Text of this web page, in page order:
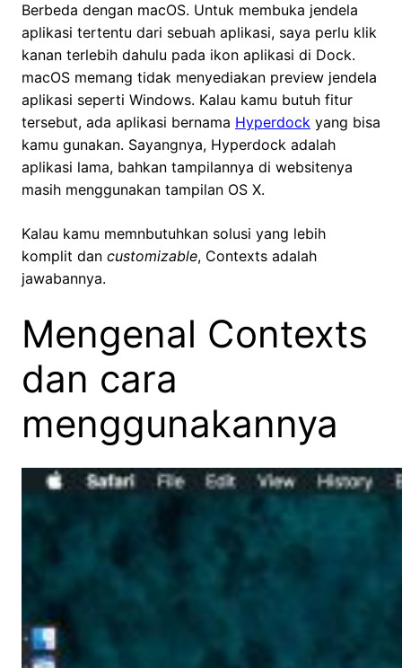
Berbeda dengan macOS. Untuk membuka jendela
aplikasi tertentu dari sebuah aplikasi, saya perlu klik
kanan terlebih dahulu pada ikon aplikasi di Dock.
macOS memang tidak menyediakan preview jendela
aplikasi seperti Windows. Kalau kamu butuh fitur
tersebut, ada aplikasi bernama Hyperdock yang bisa
kamu gunakan. Sayangnya, Hyperdock adalah
aplikasi lama, bahkan tampilannya di websitenya
masih menggunakan tampilan OS X.
Kalau kamu memnbutuhkan solusi yang lebih
komplit dan customizable, Contexts adalah
jawabannya.
Mengenal Contexts
dan cara
menggunakannya